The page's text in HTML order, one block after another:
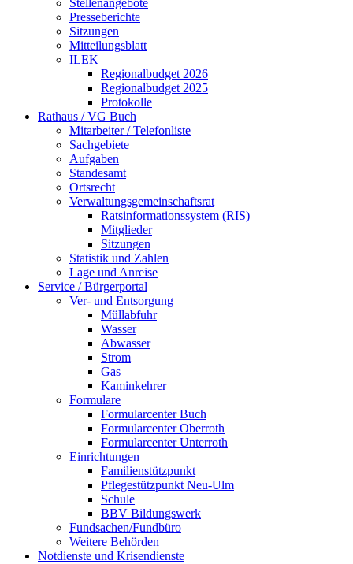
Stellenangebote
Presseberichte
Sitzungen
Mitteilungsblatt
ILEK
Regionalbudget 2026
Regionalbudget 2025
Protokolle
Rathaus / VG Buch
Mitarbeiter / Telefonliste
Sachgebiete
Aufgaben
Standesamt
Ortsrecht
Verwaltungsgemeinschaftsrat
Ratsinformationssystem (RIS)
Mitglieder
Sitzungen
Statistik und Zahlen
Lage und Anreise
Service / Bürgerportal
Ver- und Entsorgung
Müllabfuhr
Wasser
Abwasser
Strom
Gas
Kaminkehrer
Formulare
Formularcenter Buch
Formularcenter Oberroth
Formularcenter Unterroth
Einrichtungen
Familienstützpunkt
Pflegestützpunkt Neu-Ulm
Schule
BBV Bildungswerk
Fundsachen/Fundbüro
Weitere Behörden
Notdienste und Krisendienste